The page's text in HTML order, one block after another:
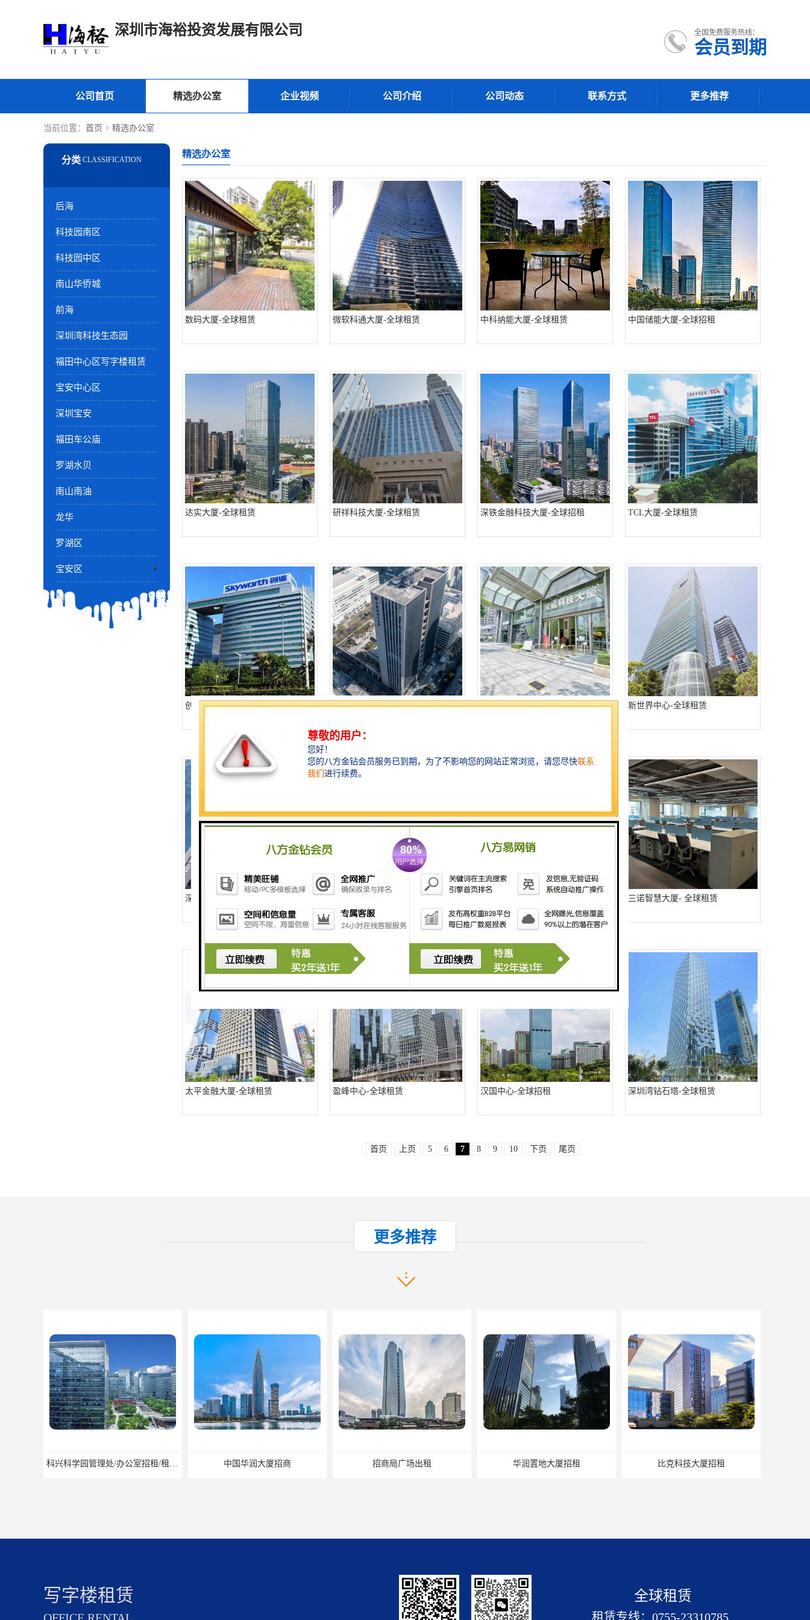
深圳市海裕投资发展有限公司 全国免费服务热线：
会员到期
公司首页 精选办公室 企业视频 公司介绍 公司动态 联系方式 更多推荐
当前位置： 首页 > 精选办公室
后海
科技园南区
科技园中区
南山华侨城
前海
深圳湾科技生态园
福田中心区写字楼租赁
宝安中心区
深圳宝安
福田车公庙
罗湖水贝
南山南油
龙华
罗湖区
宝安区
精选办公室
数码大厦-全球租赁 微软科通大厦-全球租赁 中科纳能大厦-全球租赁 中国储能大厦-全球招租
达实大厦-全球租赁 研祥科技大厦-全球租赁 深铁金融科技大厦-全球招租 TCL大厦-全球租赁
创维大厦-全球租赁 中科大厦-全球租赁 豪威科技大厦-全球租赁 新世界中心-全球租赁
深圳金地中心-全球招租 三诺智慧大厦- 全球租赁
太平金融大厦-全球租赁 盈峰中心-全球租赁 汉国中心-全球招租 深圳湾钻石塔-全球租赁
首页 上页 5 6 7 8 9 10 下页 尾页
产品推荐
科兴科学园管理处/办公室招租/租金价格 中国华润大厦招商 招商局广场出租 华润置地大厦招租 比克科技大厦招租